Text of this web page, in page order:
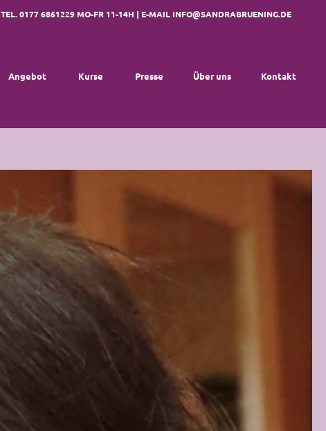
TEL. 0177 6861229 MO-FR 11-14H | E-MAIL INFO@SANDRABRUENING.DE
Angebot Kurse Presse Über uns Kontakt